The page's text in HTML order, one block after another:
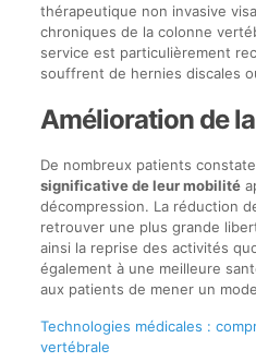
thérapeutique non invasive
chroniques de la colonne
service est particulièrement
souffrent de hernies discales
Amélioration de
De nombreux patients
significative de leur mobilité
décompression. La réduction
retrouver une plus grande
ainsi la reprise des activités
également à une meilleure
aux patients de mener un
Technologies médicales :
vertébrale